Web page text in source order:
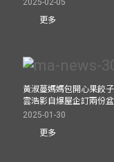
2025-02-05
更多
黃淑蔓媽媽包開心果餃
雲浩影自爆屋企訂兩份
2025-01-30
更多